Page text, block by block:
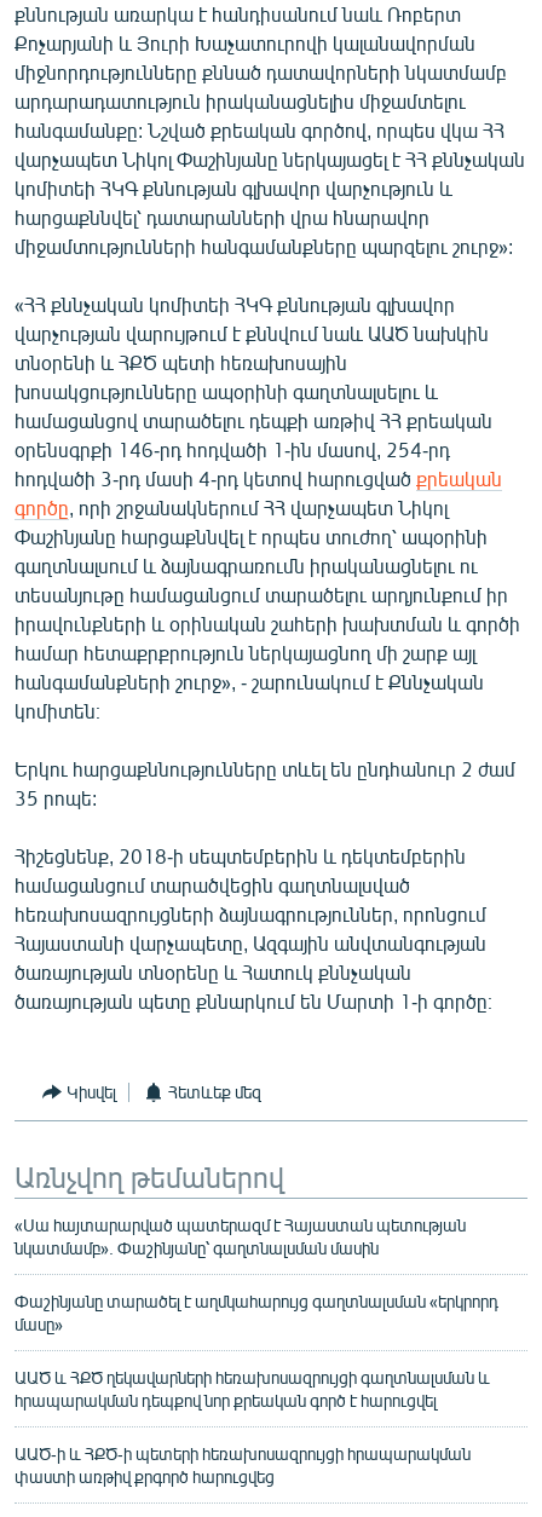
քննության առարկա է հանդիսանում նաև Ռոբերտ
Քոչարյանի և Յուրի Խաչատուրովի կալանավորման
միջնորդությունները քննած դատավորների նկատմամբ
արդարադատություն իրականացնելիս միջամտելու
հանգամանքը: Նշված քրեական գործով, որպես վկա ՀՀ
վարչապետ Նիկոլ Փաշինյանը ներկայացել է ՀՀ քննչական
կոմիտեի ՀԿԳ քննության գլխավոր վարչություն և
հարցաքննվել՝ դատարանների վրա հնարավոր
միջամտությունների հանգամանքները պարզելու շուրջ»:
«ՀՀ քննչական կոմիտեի ՀԿԳ քննության գլխավոր
վարչության վարույթում է քննվում նաև ԱԱԾ նախկին
տնօրենի և ՀՔԾ պետի հեռախոսային
խոսակցությունները ապօրինի գաղտնալսելու և
համացանցով տարածելու դեպքի առթիվ ՀՀ քրեական
օրենսգրքի 146-րդ հոդվածի 1-ին մասով, 254-րդ
հոդվածի 3-րդ մասի 4-րդ կետով հարուցված քրեական
գործը , որի շրջանակներում ՀՀ վարչապետ Նիկոլ
Փաշինյանը հարցաքննվել է որպես տուժող՝ ապօրինի
գաղտնալսում և ձայնագրառումն իրականացնելու ու
տեսանյութը համացանցում տարածելու արդյունքում իր
իրավունքների և օրինական շահերի խախտման և գործի
համար հետաքրքրություն ներկայացնող մի շարք այլ
հանգամանքների շուրջ», - շարունակում է Քննչական
կոմիտեն։
Երկու հարցաքննությունները տևել են ընդհանուր 2 ժամ
35 րոպե:
Հիշեցնենք, 2018-ի սեպտեմբերին և դեկտեմբերին
համացանցում տարածվեցին գաղտնալսված
հեռախոսազրույցների ձայնագրություններ, որոնցում
Հայաստանի վարչապետը, Ազգային անվտանգության
ծառայության տնօրենը և Հատուկ քննչական
ծառայության պետը քննարկում են Մարտի 1-ի գործը։
Կիսվել Հետևեք մեզ
Առնչվող թեմաներով
«Սա հայտարարված պատերազմ է Հայաստան պետության
նկատմամբ». Փաշինյանը՝ գաղտնալսման մասին
Փաշինյանը տարածել է աղմկահարույց գաղտնալսման «երկրորդ
մասը»
ԱԱԾ և ՀՔԾ ղեկավարների հեռախոսազրույցի գաղտնալսման և
հրապարակման դեպքով նոր քրեական գործ է հարուցվել
ԱԱԾ-ի և ՀՔԾ-ի պետերի հեռախոսազրույցի հրապարակման
փաստի առթիվ քրգործ հարուցվեց